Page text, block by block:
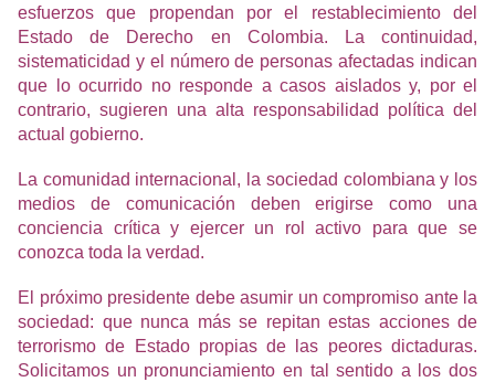
esfuerzos que propendan por el restablecimiento del
Estado de Derecho en Colombia. La continuidad,
sistematicidad y el número de personas afectadas indican
que lo ocurrido no responde a casos aislados y, por el
contrario, sugieren una alta responsabilidad política del
actual gobierno.
La comunidad internacional, la sociedad colombiana y los
medios de comunicación deben erigirse como una
conciencia crítica y ejercer un rol activo para que se
conozca toda la verdad.
El próximo presidente debe asumir un compromiso ante la
sociedad: que nunca más se repitan estas acciones de
terrorismo de Estado propias de las peores dictaduras.
Solicitamos un pronunciamiento en tal sentido a los dos